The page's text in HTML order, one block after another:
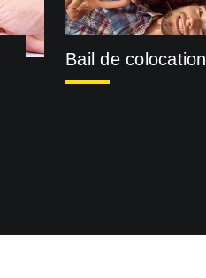
Bail de colocation